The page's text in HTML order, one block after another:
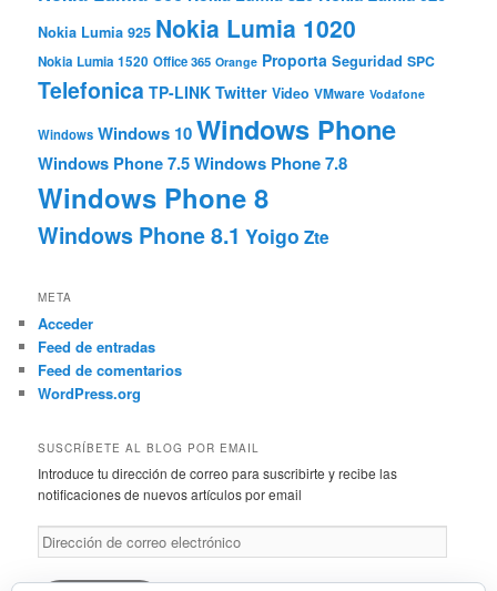
Nokia Lumia 925 Nokia Lumia 1020
Nokia Lumia 1520 Office 365 Orange Proporta Seguridad SPC
Telefonica TP-LINK Twitter Video VMware Vodafone
Windows Windows 10Windows Phone
Windows Phone 7.5Windows Phone 7.8
Windows Phone 8
Windows Phone 8.1 Yoigo Zte
META
Acceder
Feed de entradas
Feed de comentarios
WordPress.org
SUSCRÍBETE AL BLOG POR EMAIL
Introduce tu dirección de correo para suscribirte y recibe las
notificaciones de nuevos artículos por email
Dirección
de
correo